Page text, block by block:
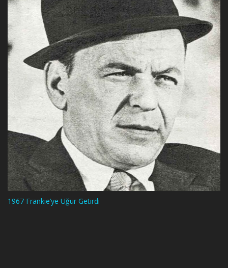
1967 Frankie’ye Uğur Getirdi